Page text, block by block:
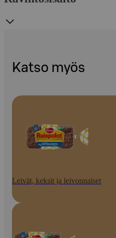
Katso myös
Leivät, keksit ja leivonnaiset